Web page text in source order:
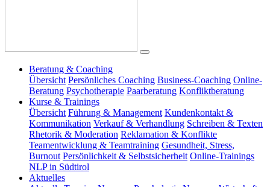
Beratung & Coaching
Übersicht Persönliches Coaching Business-Coaching Online-
Beratung Psychotherapie Paarberatung Konfliktberatung
Kurse & Trainings
Übersicht Führung & Management Kundenkontakt &
Kommunikation Verkauf & Verhandlung Schreiben & Texten
Rhetorik & Moderation Reklamation & Konflikte
Teamentwicklung & Teamtraining Gesundheit, Stress,
Burnout Persönlichkeit & Selbstsicherheit Online-Trainings
NLP in Südtirol
Aktuelles